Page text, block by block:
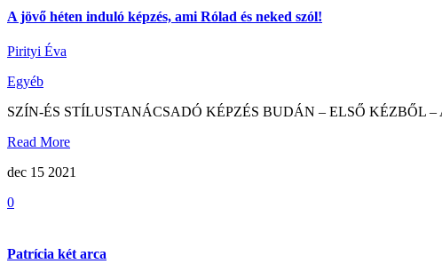
A jövő héten induló képzés, ami Rólad és neked szól!
Pirityi Éva
Egyéb
SZÍN-ÉS STÍLUSTANÁCSADÓ KÉPZÉS BUDÁN – ELSŐ KÉZBŐL
Read More
dec 15 2021
0
Patrícia két arca